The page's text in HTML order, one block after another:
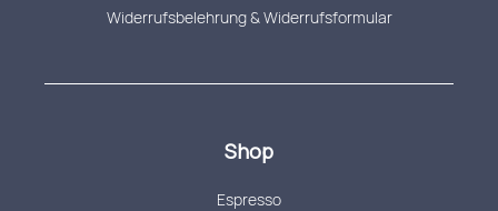
Widerrufsbelehrung & Widerrufsformular
Shop
Espresso